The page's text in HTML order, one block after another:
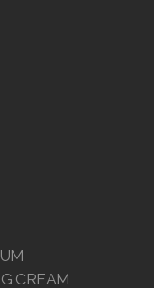
CREAM